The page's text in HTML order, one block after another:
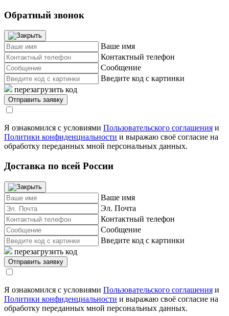
Обратный звонок
Ваше имя
Контактный телефон
Сообщение
Введите код с картинки
перезагрузить код
Я ознакомился с условиями Пользовательского соглашения и
Политики конфиденциальности и выражаю своё согласие на
обработку переданных мной персональных данных.
Доставка по всей России
Ваше имя
Эл. Почта
Контактный телефон
Сообщение
Введите код с картинки
перезагрузить код
Я ознакомился с условиями Пользовательского соглашения и
Политики конфиденциальности и выражаю своё согласие на
обработку переданных мной персональных данных.